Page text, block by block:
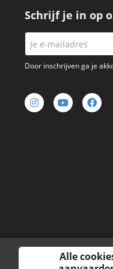
Schrijf je in op
Door inschrijven ga je
Alle